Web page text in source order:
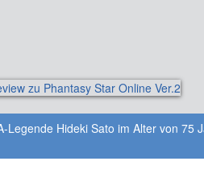
Legende Hideki Sato im Alter von 75